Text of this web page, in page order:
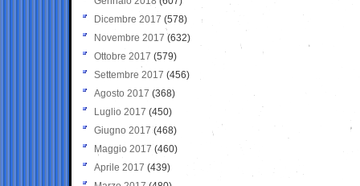
Dicembre 2017 (578)
Novembre 2017 (632)
Ottobre 2017 (579)
Settembre 2017 (456)
Agosto 2017 (368)
Luglio 2017 (450)
Giugno 2017 (468)
Maggio 2017 (460)
Aprile 2017 (439)